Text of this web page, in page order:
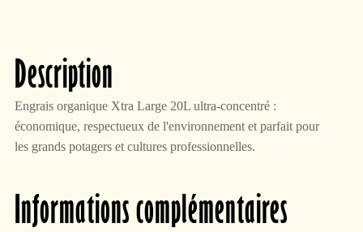
Description
Engrais organique Xtra Large 20L ultra-concentré :
économique, respectueux de l'environnement et parfait pour
les grands potagers et cultures professionnelles.
Informations complémentaires